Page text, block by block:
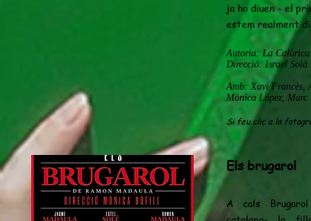
ja ho diuen - el
estem realment
Autoria: La Calòrica
Direcció: Israel Solà
Amb: Xavi Francès,
Mònica López,
Si feu clic a la
Els brugarol
A cals